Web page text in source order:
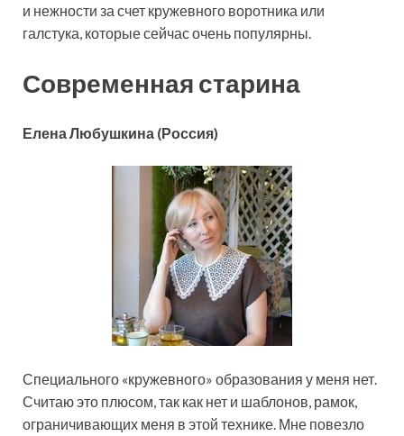
и нежности за счет кружевного воротника или
галстука, которые сейчас очень популярны.
Современная старина
Елена Любушкина (Россия)
Специального «кружевного» образования у меня нет.
Считаю это плюсом, так как нет и шаблонов, рамок,
ограничивающих меня в этой технике. Мне повезло